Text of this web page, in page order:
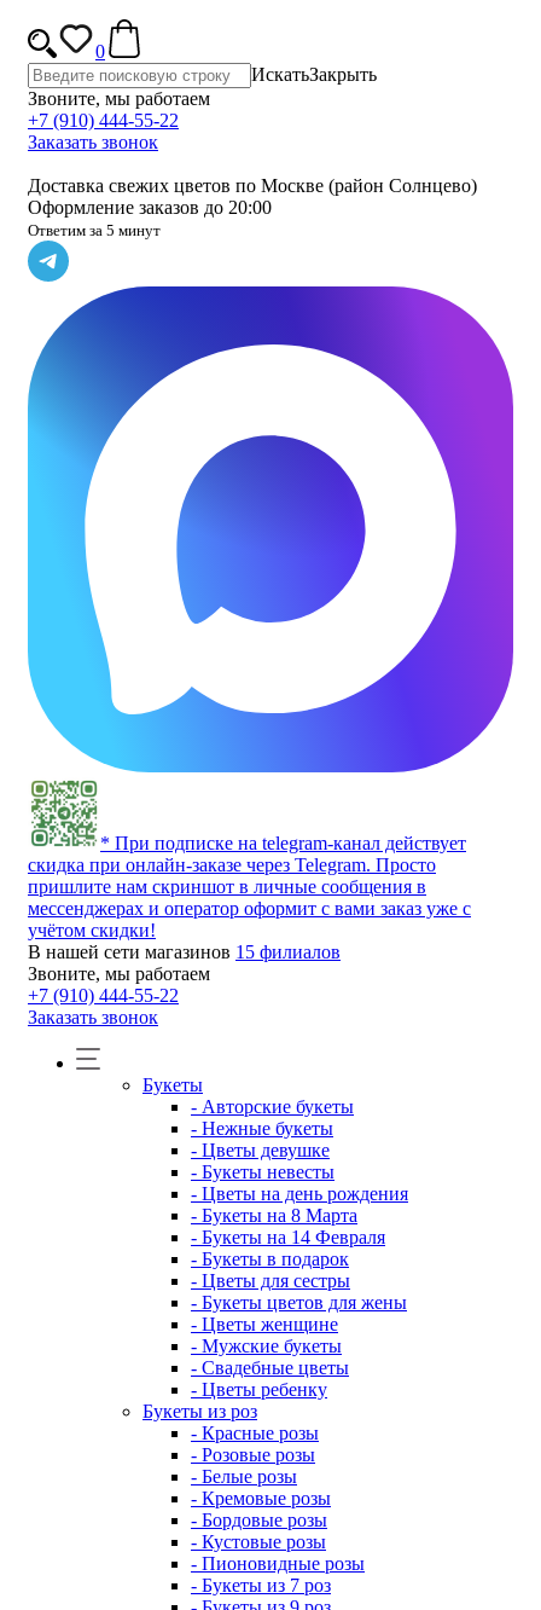
0
ИскатьЗакрыть
Звоните, мы работаем
+7 (910) 444-55-22
Заказать звонок
Доставка свежих цветов по Москве (район Солнцево)
Оформление заказов до 20:00
Ответим за 5 минут
* При подписке на telegram-канал действует
скидка при онлайн-заказе через Telegram. Просто
пришлите нам скриншот в личные сообщения в
мессенджерах и оператор оформит с вами заказ уже с
учётом скидки!
В нашей сети магазинов 15 филиалов
Звоните, мы работаем
+7 (910) 444-55-22
Заказать звонок
Букеты
- Авторские букеты
- Нежные букеты
- Цветы девушке
- Букеты невесты
- Цветы на день рождения
- Букеты на 8 Марта
- Букеты на 14 Февраля
- Букеты в подарок
- Цветы для сестры
- Букеты цветов для жены
- Цветы женщине
- Мужские букеты
- Свадебные цветы
- Цветы ребенку
Букеты из роз
- Красные розы
- Розовые розы
- Белые розы
- Кремовые розы
- Бордовые розы
- Кустовые розы
- Пионовидные розы
- Букеты из 7 роз